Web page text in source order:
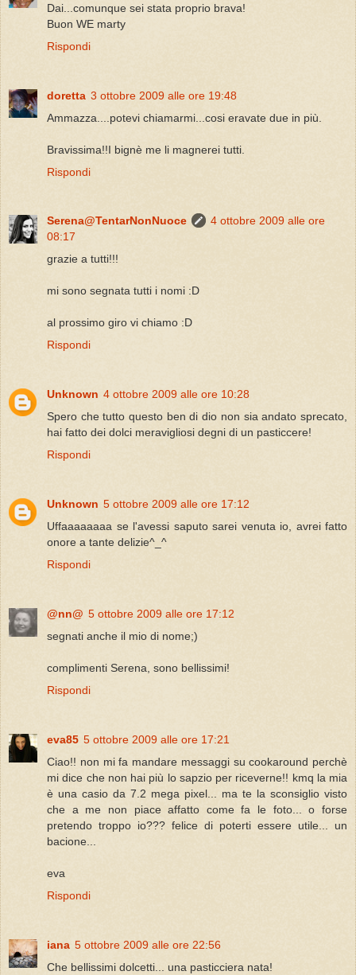
Dai...comunque sei stata proprio brava!
Buon WE marty
Rispondi
doretta 3 ottobre 2009 alle ore 19:48
Ammazza....potevi chiamarmi...cosi eravate due in più.
Bravissima!!I bignè me li magnerei tutti.
Rispondi
Serena@TentarNonNuoce
4 ottobre 2009 alle ore
08:17
grazie a tutti!!!
mi sono segnata tutti i nomi :D
al prossimo giro vi chiamo :D
Rispondi
Unknown 4 ottobre 2009 alle ore 10:28
Spero che tutto questo ben di dio non sia andato sprecato,
hai fatto dei dolci meravigliosi degni di un pasticcere!
Rispondi
Unknown 5 ottobre 2009 alle ore 17:12
Uffaaaaaaaa se l'avessi saputo sarei venuta io, avrei fatto
onore a tante delizie^_^
Rispondi
@nn@ 5 ottobre 2009 alle ore 17:12
segnati anche il mio di nome;)
complimenti Serena, sono bellissimi!
Rispondi
eva85 5 ottobre 2009 alle ore 17:21
Ciao!! non mi fa mandare messaggi su cookaround perchè
mi dice che non hai più lo sapzio per riceverne!! kmq la mia
è una casio da 7.2 mega pixel... ma te la sconsiglio visto
che a me non piace affatto come fa le foto... o forse
pretendo troppo io??? felice di poterti essere utile... un
bacione...
eva
Rispondi
iana 5 ottobre 2009 alle ore 22:56
Che bellissimi dolcetti... una pasticciera nata!